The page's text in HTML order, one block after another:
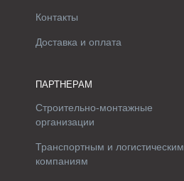
Контакты
Доставка и оплата
ПАРТНЕРАМ
Строительно-монтажные
организации
Транспортным и логистическим
компаниям